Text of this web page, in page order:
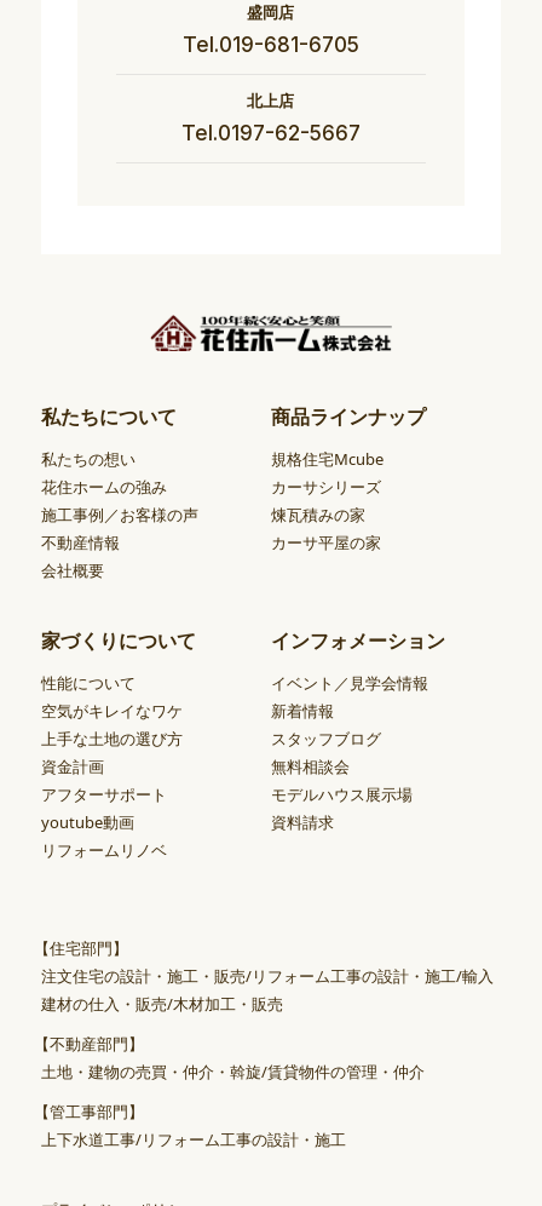
盛岡店
Tel.019-681-6705
北上店
Tel.0197-62-5667
私たちについて
私たちの想い
花住ホームの強み
施工事例／お客様の声
不動産情報
会社概要
商品ラインナップ
規格住宅Mcube
カーサシリーズ
煉瓦積みの家
カーサ平屋の家
家づくりについて
性能について
空気がキレイなワケ
上手な土地の選び方
資金計画
アフターサポート
youtube動画
リフォームリノベ
インフォメーション
イベント／見学会情報
新着情報
スタッフブログ
無料相談会
モデルハウス展示場
資料請求
【住宅部門】
注文住宅の設計・施工・販売/リフォーム工事の設計・施工/輸入
建材の仕入・販売/木材加工・販売
【不動産部門】
土地・建物の売買・仲介・斡旋/賃貸物件の管理・仲介
【管工事部門】
上下水道工事/リフォーム工事の設計・施工